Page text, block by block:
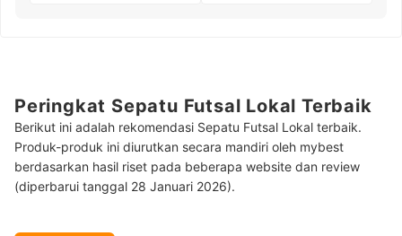
Peringkat Sepatu Futsal Lokal Terbaik
Berikut ini adalah rekomendasi Sepatu Futsal Lokal terbaik.
Produk-produk ini diurutkan secara mandiri oleh mybest
berdasarkan hasil riset pada beberapa website dan review
(diperbarui tanggal 28 Januari 2026).